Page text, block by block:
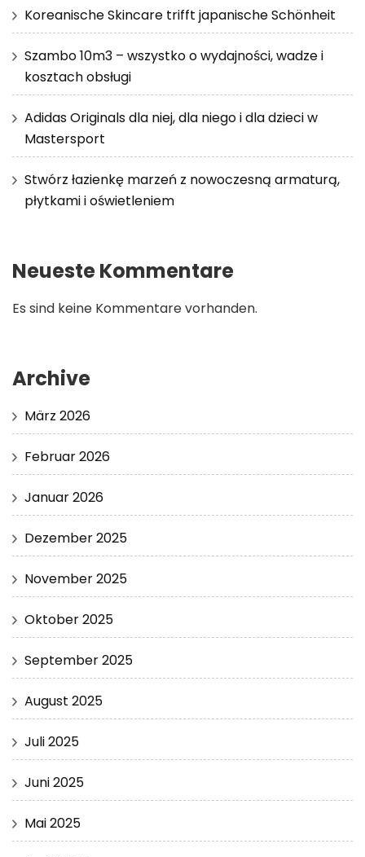
Koreanische Skincare trifft japanische Schönheit
Szambo 10m3 – wszystko o wydajności, wadze i
kosztach obsługi
Adidas Originals dla niej, dla niego i dla dzieci w
Mastersport
Stwórz łazienkę marzeń z nowoczesną armaturą,
płytkami i oświetleniem
Neueste Kommentare
Es sind keine Kommentare vorhanden.
Archive
März 2026
Februar 2026
Januar 2026
Dezember 2025
November 2025
Oktober 2025
September 2025
August 2025
Juli 2025
Juni 2025
Mai 2025